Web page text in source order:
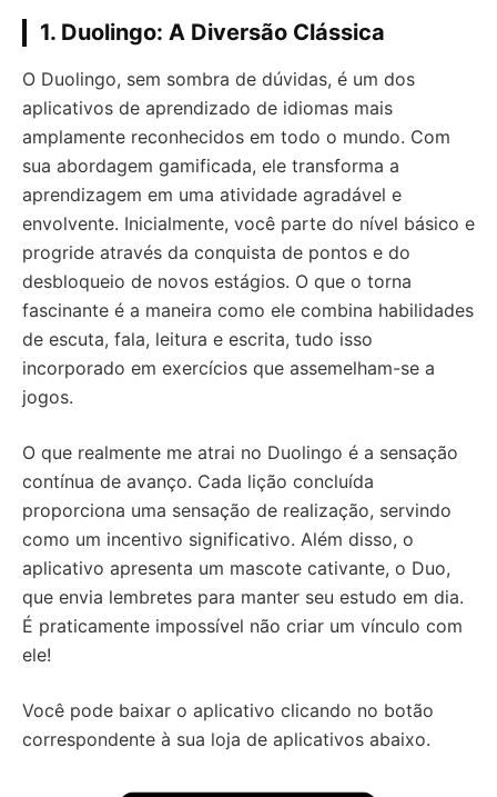
1. Duolingo: A Diversão Clássica
O Duolingo, sem sombra de dúvidas, é um dos
aplicativos de aprendizado de idiomas mais
amplamente reconhecidos em todo o mundo. Com
sua abordagem gamificada, ele transforma a
aprendizagem em uma atividade agradável e
envolvente. Inicialmente, você parte do nível básico e
progride através da conquista de pontos e do
desbloqueio de novos estágios. O que o torna
fascinante é a maneira como ele combina habilidades
de escuta, fala, leitura e escrita, tudo isso
incorporado em exercícios que assemelham-se a
jogos.
O que realmente me atrai no Duolingo é a sensação
contínua de avanço. Cada lição concluída
proporciona uma sensação de realização, servindo
como um incentivo significativo. Além disso, o
aplicativo apresenta um mascote cativante, o Duo,
que envia lembretes para manter seu estudo em dia.
É praticamente impossível não criar um vínculo com
ele!
Você pode baixar o aplicativo clicando no botão
correspondente à sua loja de aplicativos abaixo.